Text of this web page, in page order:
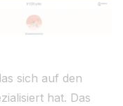
sich auf den
hat. Das